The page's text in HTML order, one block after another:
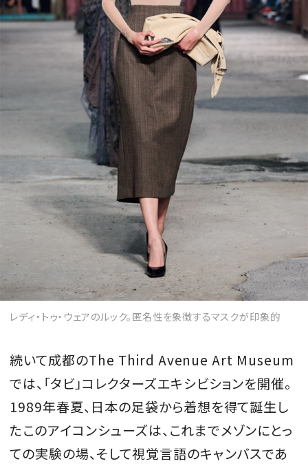
レディ・トゥ・ウェアのルック。匿名性を象徴するマスクが印象的
続いて成都のThe Third Avenue Art Museum
では、「タビ」コレクターズエキシビションを開催。
1989年春夏、日本の足袋から着想を得て誕生し
たこのアイコンシューズは、これまでメゾンにとっ
ての実験の場、そして視覚言語のキャンバスであ